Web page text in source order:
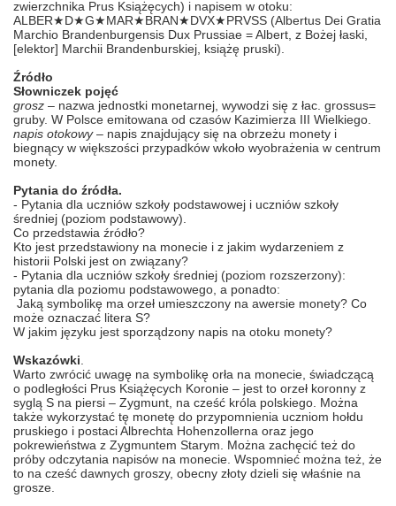
zwierzchnika Prus Książęcych) i napisem w otoku:
ALBER★D★G★MAR★BRAN★DVX★PRVSS (Albertus Dei Gratia
Marchio Brandenburgensis Dux Prussiae = Albert, z Bożej łaski,
[elektor] Marchii Brandenburskiej, książę pruski).
Źródło
Słowniczek pojęć
grosz – nazwa jednostki monetarnej, wywodzi się z łac. grossus=
gruby. W Polsce emitowana od czasów Kazimierza III Wielkiego.
napis otokowy– napis znajdujący się na obrzeżu monety i
biegnący w większości przypadków wkoło wyobrażenia w centrum
monety.
Pytania do źródła.
- Pytania dla uczniów szkoły podstawowej i uczniów szkoły
średniej (poziom podstawowy).
Co przedstawia źródło?
Kto jest przedstawiony na monecie i z jakim wydarzeniem z
historii Polski jest on związany?
- Pytania dla uczniów szkoły średniej (poziom rozszerzony):
pytania dla poziomu podstawowego, a ponadto:
Jaką symbolikę ma orzeł umieszczony na awersie monety? Co
może oznaczać litera S?
W jakim języku jest sporządzony napis na otoku monety?
Wskazówki
Warto zwrócić uwagę na symbolikę orła na monecie, świadczącą
o podległości Prus Książęcych Koronie – jest to orzeł koronny z
syglą S na piersi – Zygmunt, na cześć króla polskiego. Można
także wykorzystać tę monetę do przypomnienia uczniom hołdu
pruskiego i postaci Albrechta Hohenzollerna oraz jego
pokrewieństwa z Zygmuntem Starym. Można zachęcić też do
próby odczytania napisów na monecie. Wspomnieć można też, że
to na cześć dawnych groszy, obecny złoty dzieli się właśnie na
grosze.